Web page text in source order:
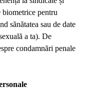
biometrice pentru
sănătatea sau de date
a ta). De
condamnări penale